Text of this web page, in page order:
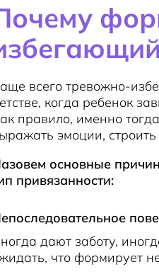
всего тревожно-
когда ребенок
правило, именно
эмоции,
основные
привязанности:
дают заботу,
что формирует